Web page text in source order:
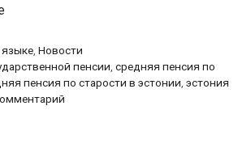
В
году
средняя
пенсия
по
,Новости
пенсии ,средняя пенсия по
пенсия по старости в эстонии эстония